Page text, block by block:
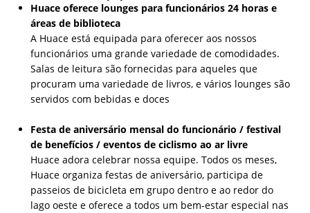
Huace oferece lounges para funcionários 24 horas e
áreas de biblioteca
A Huace está equipada para oferecer aos nossos
funcionários uma grande variedade de comodidades.
Salas de leitura são fornecidas para aqueles que
procuram uma variedade de livros, e vários lounges são
servidos com bebidas e doces
Festa de aniversário mensal do funcionário / festival
de benefícios / eventos de ciclismo ao ar livre
Huace adora celebrar nossa equipe. Todos os meses,
Huace organiza festas de aniversário, participa de
passeios de bicicleta em grupo dentro e ao redor do
lago oeste e oferece a todos um bem-estar especial nas